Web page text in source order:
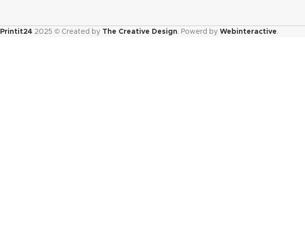
Printit24 2025 © Created by The Creative Design. Powerd by Webinteractive.